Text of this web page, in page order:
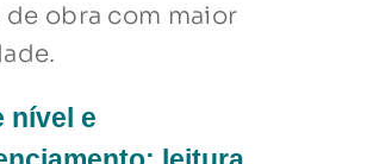
obra com maior
nível e